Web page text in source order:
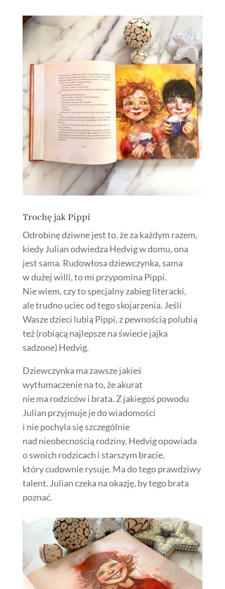
Trochę jak Pippi
Odrobinę dziwne jest to, że za każdym razem,
kiedy Julian odwiedza Hedvig w domu, ona
jest sama. Rudowłosa dziewczynka, sama
w dużej willi, to mi przypomina Pippi.
Nie wiem, czy to specjalny zabieg literacki,
ale trudno uciec od tego skojarzenia. Jeśli
Wasze dzieci lubią Pippi, z pewnością polubią
też (robiącą najlepsze na świecie jajka
sadzone) Hedvig.
Dziewczynka ma zawsze jakieś
wytłumaczenie na to, że akurat
nie ma rodziców i brata. Z jakiegoś powodu
Julian przyjmuje je do wiadomości
i nie pochyla się szczególnie
nad nieobecnością rodziny. Hedvig opowiada
o swoich rodzicach i starszym bracie,
który cudownie rysuje. Ma do tego prawdziwy
talent. Julian czeka na okazję, by tego brata
poznać.